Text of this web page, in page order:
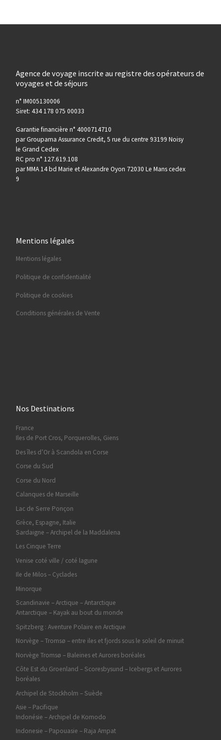
Agence de voyage inscrite au registre des opérateurs de
voyages et de séjours
n° IM005130006
Siret: 434 178 075 00033
Garantie financière n° 4000714710
par Groupama Assurance Credit, 5 rue du centre 93199 Noisy
le Grand Cedex
RC pro n° 127.619.108
par MMA 14 bd Marie et Alexandre Oyon 72030 Le Mans cedex
9
Mentions légales
Mentions légales
Politique de confidentialité
Politique de cookies
Conditions générales de Vente
Nos Destinations
France
Iles de Port Cros, Porquerolles, Giens
Des îles d’Or à Scandola en Corse
Corse du Sud
Corse du Nord
Calanques de Marseille
Lac de Serre Ponçon
Grèce, Espagne, Italie
Sardaigne – Archipel de la Maddalena
Les Cinque Terre
Venise coté ville / coté lagune
Ile de Milos – Cyclades
Minorque
Scandinavie – Arctique – Antarctique
Antarctique – Kayak au bout du monde
Spitzberg : Aventure Polaire en Arctique
Norvège – Tromsø – entre iles et fjords sous le soleil de minuit
Norvège Tromsø – Baleines et Aurores boréales
Côte Est du Groenland – Scoresbysund – Icebergs et Aurores
boréales
Archipel de Stockholm – Suède
Asie – Pacifique
Indonésie – Archipel de Komodo
Indonesie – Papouasie – Raja Ampat